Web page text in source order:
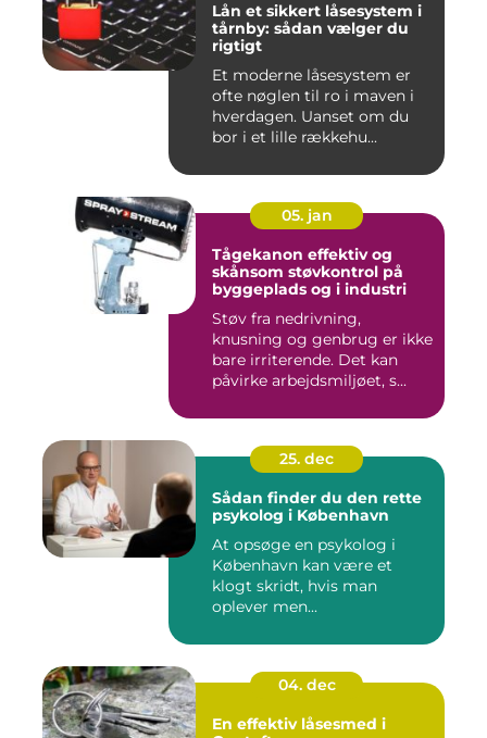
Lån et sikkert låsesystem i
tårnby: sådan vælger du
rigtigt
Et moderne låsesystem er
ofte nøglen til ro i maven i
hverdagen. Uanset om du
bor i et lille rækkehu...
05. jan
Tågekanon effektiv og
skånsom støvkontrol på
byggeplads og i industri
Støv fra nedrivning,
knusning og genbrug er ikke
bare irriterende. Det kan
påvirke arbejdsmiljøet, s...
25. dec
Sådan finder du den rette
psykolog i København
At opsøge en psykolog i
København kan være et
klogt skridt, hvis man
oplever men...
04. dec
En effektiv låsesmed i